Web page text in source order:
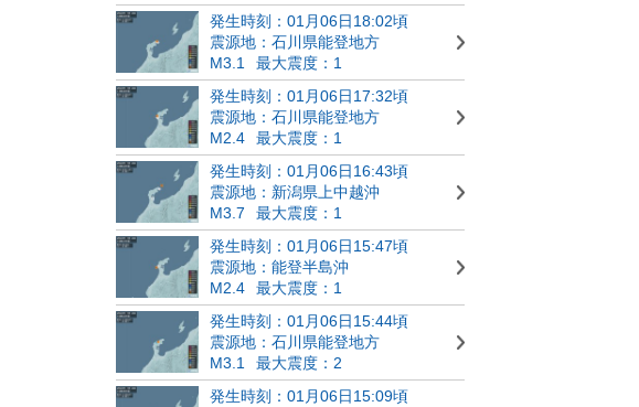
発生時刻：01月06日18:02頃
震源地：石川県能登地方
M3.1
最大震度：1
発生時刻：01月06日17:32頃
震源地：石川県能登地方
M2.4
最大震度：1
発生時刻：01月06日16:43頃
震源地：新潟県上中越沖
M3.7
最大震度：1
発生時刻：01月06日15:47頃
震源地：能登半島沖
M2.4
最大震度：1
発生時刻：01月06日15:44頃
震源地：石川県能登地方
M3.1
最大震度：2
発生時刻：01月06日15:09頃